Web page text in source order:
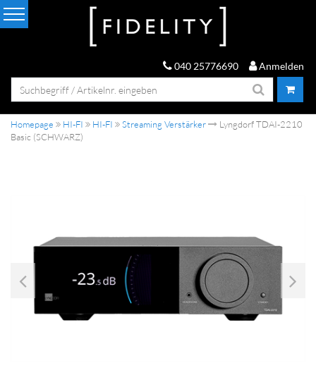
040 25776690 Anmelden
Homepage HI-FI HI-FI Streaming Verstärker
Lyngdorf TDAI-2210
Basic (SCHWARZ)